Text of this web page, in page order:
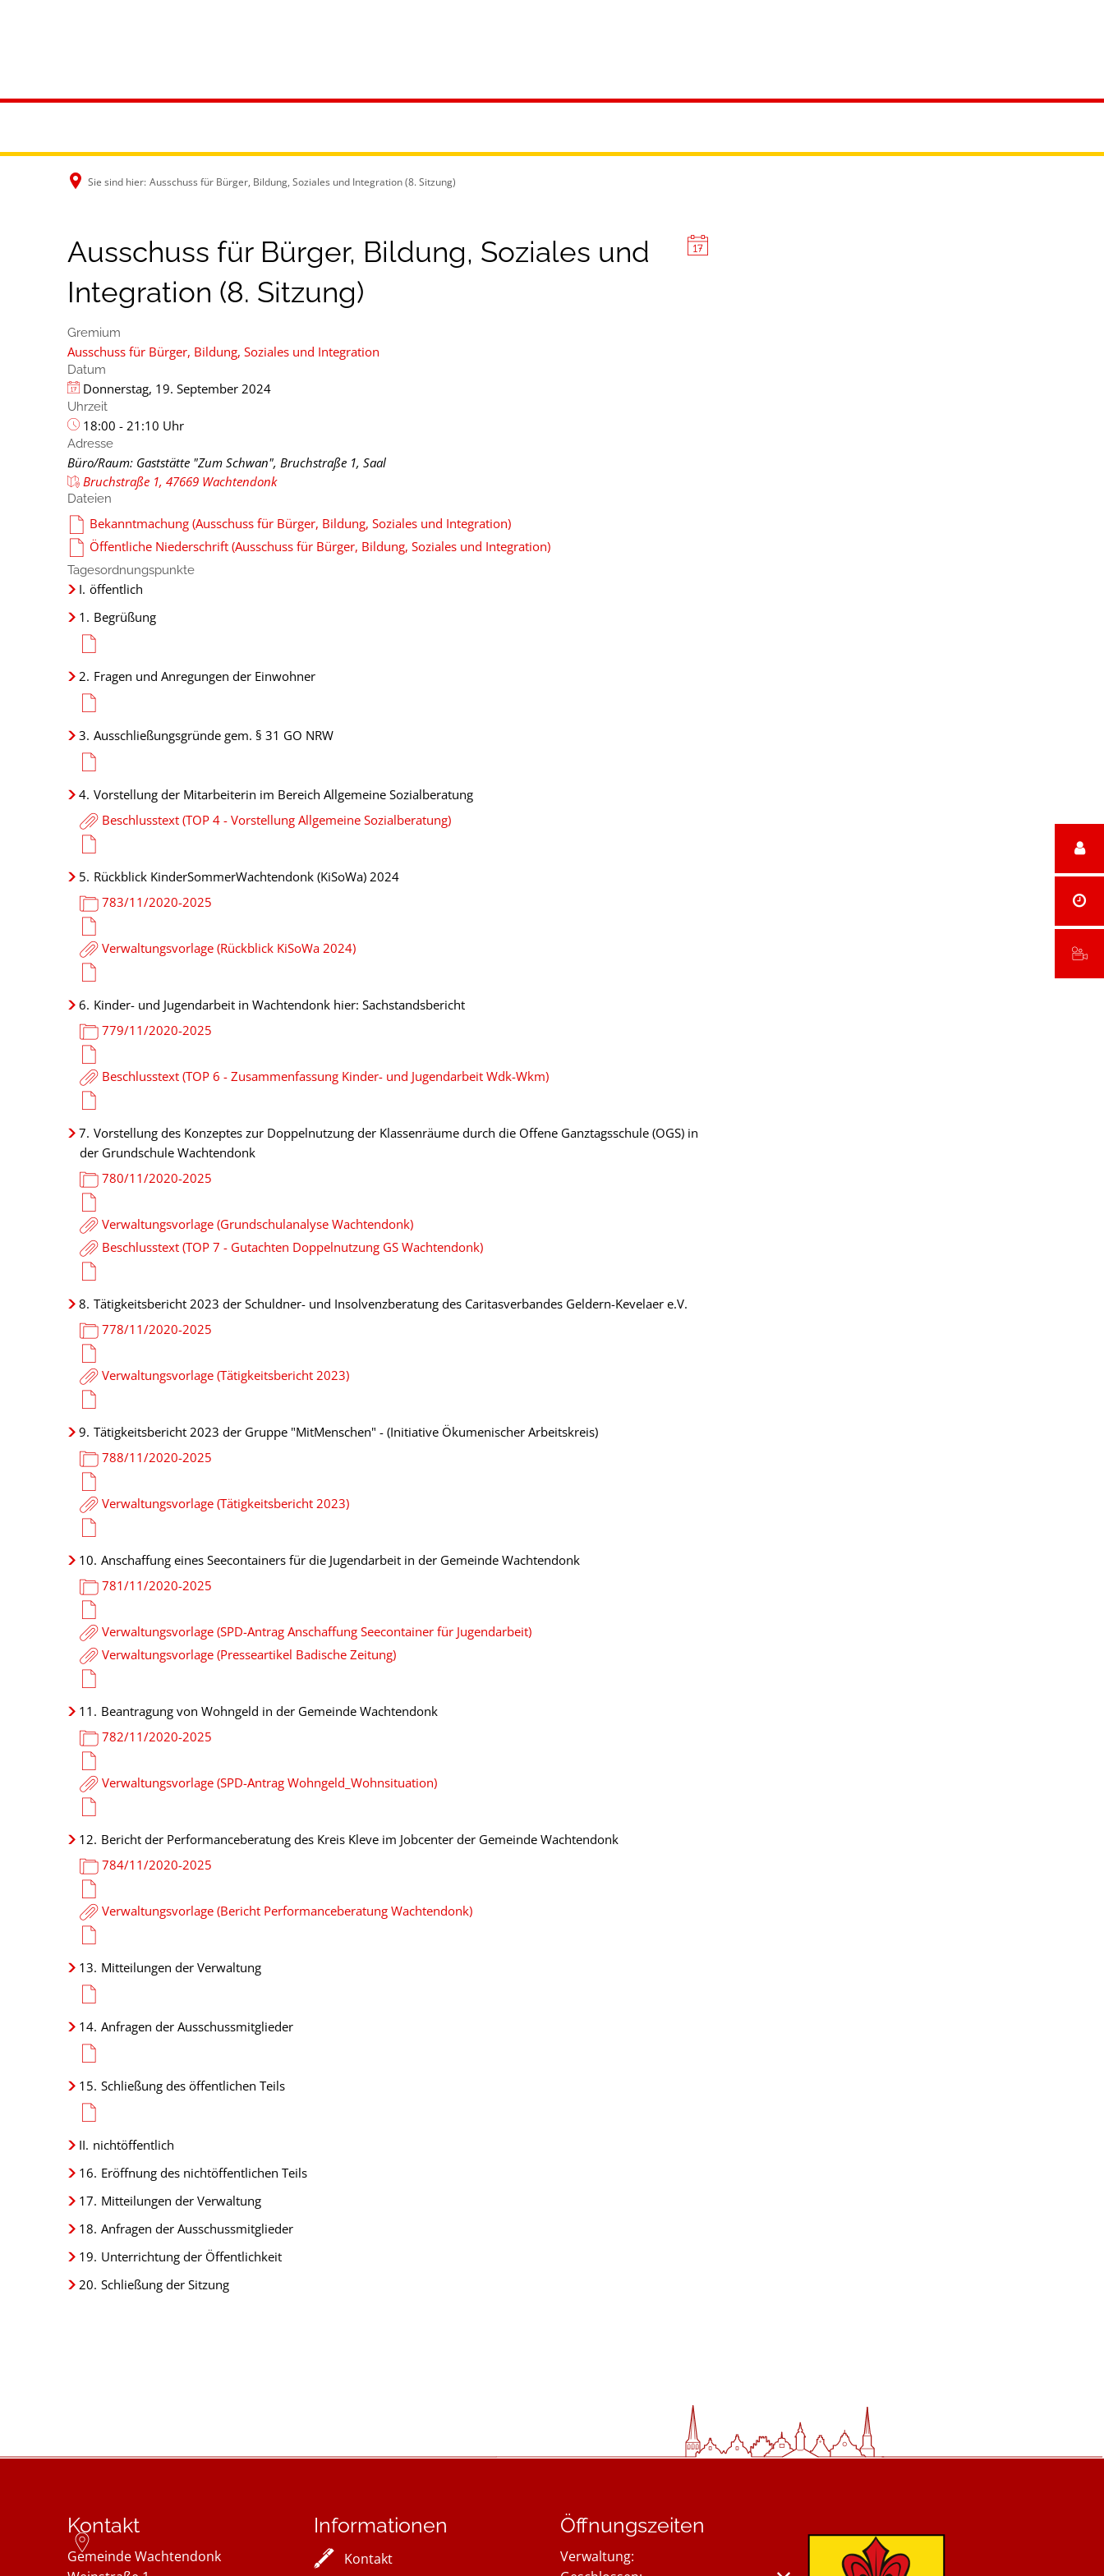
Sie sind hier: Ausschuss für Bürger, Bildung, Soziales und Integration (8. Sitzung)
Ausschuss für Bürger, Bildung, Soziales und
Integration (8. Sitzung)
Gremium
Ausschuss für Bürger, Bildung, Soziales und Integration
Datum
Donnerstag, 19. September 2024
Uhrzeit
18:00 - 21:10 Uhr
Adresse
Büro/Raum: Gaststätte "Zum Schwan", Bruchstraße 1, Saal
Bruchstraße 1, 47669 Wachtendonk
Dateien
Bekanntmachung (Ausschuss für Bürger, Bildung, Soziales und Integration)
Öffentliche Niederschrift (Ausschuss für Bürger, Bildung, Soziales und Integration)
Tagesordnungspunkte
I. öffentlich
1. Begrüßung
2. Fragen und Anregungen der Einwohner
3. Ausschließungsgründe gem. § 31 GO NRW
4. Vorstellung der Mitarbeiterin im Bereich Allgemeine Sozialberatung
Beschlusstext (TOP 4 - Vorstellung Allgemeine Sozialberatung)
5. Rückblick KinderSommerWachtendonk (KiSoWa) 2024
783/11/2020-2025
Verwaltungsvorlage (Rückblick KiSoWa 2024)
6. Kinder- und Jugendarbeit in Wachtendonk hier: Sachstandsbericht
779/11/2020-2025
Beschlusstext (TOP 6 - Zusammenfassung Kinder- und Jugendarbeit Wdk-Wkm)
7. Vorstellung des Konzeptes zur Doppelnutzung der Klassenräume durch die Offene Ganztagsschule (OGS) in
der Grundschule Wachtendonk
780/11/2020-2025
Verwaltungsvorlage (Grundschulanalyse Wachtendonk)
Beschlusstext (TOP 7 - Gutachten Doppelnutzung GS Wachtendonk)
8. Tätigkeitsbericht 2023 der Schuldner- und Insolvenzberatung des Caritasverbandes Geldern-Kevelaer e.V.
778/11/2020-2025
Verwaltungsvorlage (Tätigkeitsbericht 2023)
9. Tätigkeitsbericht 2023 der Gruppe "MitMenschen" - (Initiative Ökumenischer Arbeitskreis)
788/11/2020-2025
Verwaltungsvorlage (Tätigkeitsbericht 2023)
10. Anschaffung eines Seecontainers für die Jugendarbeit in der Gemeinde Wachtendonk
781/11/2020-2025
Verwaltungsvorlage (SPD-Antrag Anschaffung Seecontainer für Jugendarbeit)
Verwaltungsvorlage (Presseartikel Badische Zeitung)
11. Beantragung von Wohngeld in der Gemeinde Wachtendonk
782/11/2020-2025
Verwaltungsvorlage (SPD-Antrag Wohngeld_Wohnsituation)
12. Bericht der Performanceberatung des Kreis Kleve im Jobcenter der Gemeinde Wachtendonk
784/11/2020-2025
Verwaltungsvorlage (Bericht Performanceberatung Wachtendonk)
13. Mitteilungen der Verwaltung
14. Anfragen der Ausschussmitglieder
15. Schließung des öffentlichen Teils
II. nichtöffentlich
16. Eröffnung des nichtöffentlichen Teils
17. Mitteilungen der Verwaltung
18. Anfragen der Ausschussmitglieder
19. Unterrichtung der Öffentlichkeit
20. Schließung der Sitzung
Kontakt
Gemeinde Wachtendonk
Informationen
Kontakt
Öffnungszeiten
Verwaltung: